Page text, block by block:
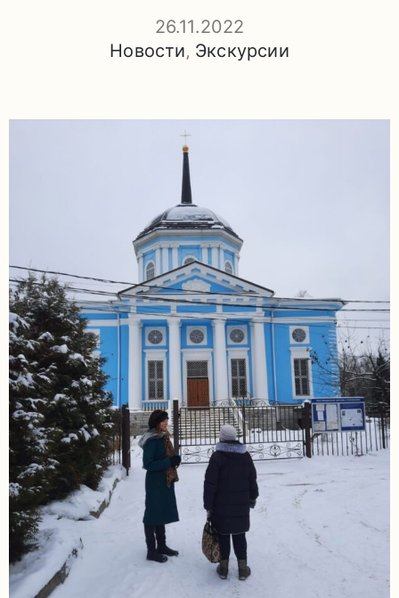
вопросы
8
(4967)
55-
92-
34
pdls_mukpmuzey@mosreg.ru
26.11.2022
Новости‚ Экскурсии